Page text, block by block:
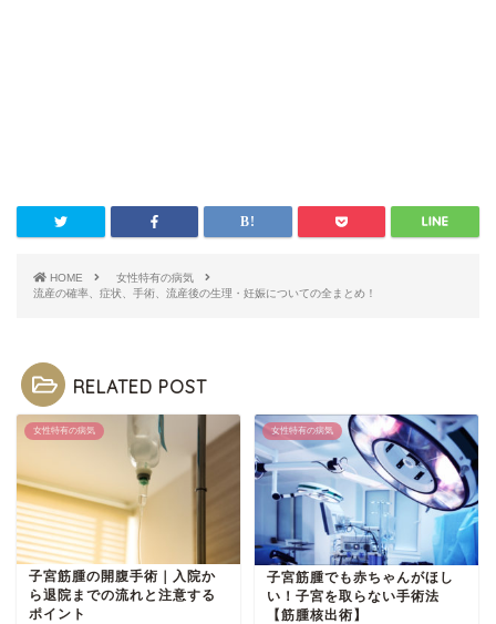
HOME
女性特有の病気
流産の確率、症状、手術、流産後の生理・妊娠についての全まとめ！
RELATED POST
女性特有の病気
子宮筋腫の開腹手術｜入院か
ら退院までの流れと注意する
ポイント
女性特有の病気
子宮筋腫でも赤ちゃんがほし
い！子宮を取らない手術法
【筋腫核出術】